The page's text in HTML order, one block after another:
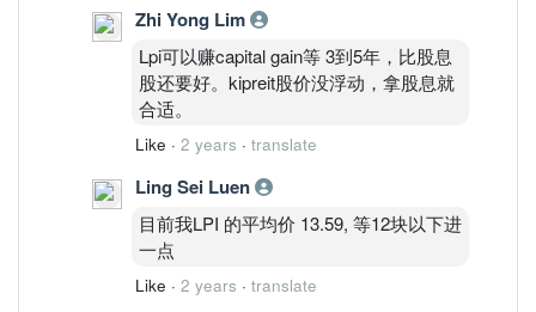
Zhi Yong Lim
Lpi可以赚capital gain等 3到5年，比股息
股还要好。kipreit股价没浮动，拿股息就
合适。
Like · 2 years · translate
Ling Sei Luen
目前我LPI 的平均价 13.59, 等12块以下进
一点
Like · 2 years · translate